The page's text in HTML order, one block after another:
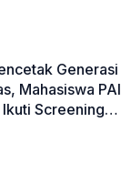
Generasi
Mahasiswa PAI
Ikuti Screening